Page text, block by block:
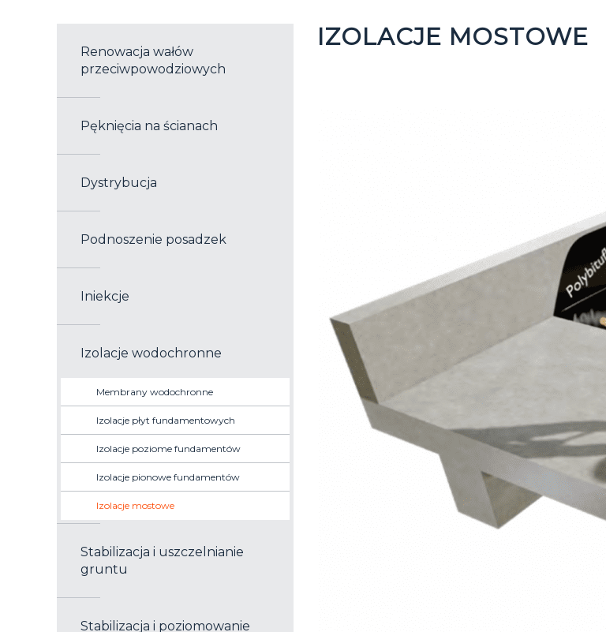
Renowacja wałów
przeciwpowodziowych
Pęknięcia na ścianach
Dystrybucja
Podnoszenie posadzek
Iniekcje
Izolacje wodochronne
Membrany wodochronne
Izolacje płyt fundamentowych
Izolacje poziome fundamentów
Izolacje pionowe fundamentów
Izolacje mostowe
Stabilizacja i uszczelnianie
gruntu
Stabilizacja i poziomowanie
IZOLACJE MOSTOWE